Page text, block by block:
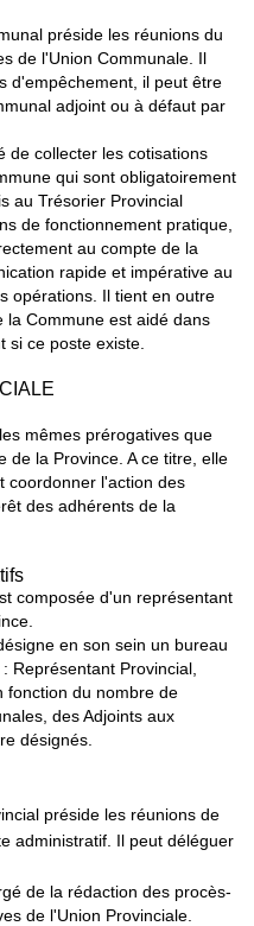
préside les réunions du
de l'Union Communale. Il
d'empêchement, il peut être
adjoint ou à défaut par
de collecter les cotisations
qui sont obligatoirement
au Trésorier Provincial
de fonctionnement pratique,
au compte de la
rapide et impérative au
opérations. Il tient en outre
la Commune est aidé dans
si ce poste existe.
mêmes prérogatives que
de la Province. A ce titre, elle
coordonner l'action des
des adhérents de la
composée d'un représentant
en son sein un bureau
Représentant Provincial,
fonction du nombre de
des Adjoints aux
désignés.
préside les réunions de
administratif. Il peut déléguer
de la rédaction des procès-
de l'Union Provinciale.